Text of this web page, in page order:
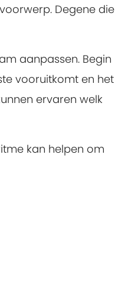
Degene die
aanpassen. Begin
vooruitkomt en het
ervaren welk
kan helpen om